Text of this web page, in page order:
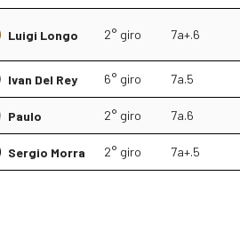
Luigi Longo 2° giro 7a+.6
Ivan Del Rey 6° giro 7a.5
Paulo 2° giro 7a.6
Sergio Morra 2° giro 7a+.5